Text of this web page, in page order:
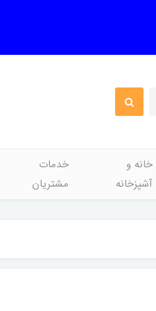
خانه و
آشپزخانه
خدمات
مشتریان